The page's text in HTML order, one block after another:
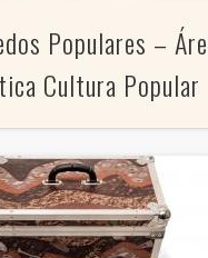
Populares –
Cultura Popular